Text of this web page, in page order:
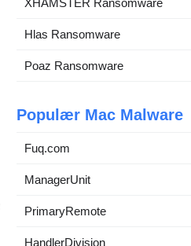
XHAMSTER Ransomware
Hlas Ransomware
Poaz Ransomware
Populær Mac Malware
Fuq.com
ManagerUnit
PrimaryRemote
HandlerDivision